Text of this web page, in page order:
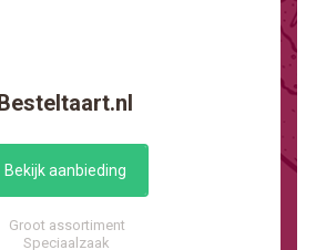
Besteltaart.nl
Bekijk aanbieding
Groot assortiment
Speciaalzaak